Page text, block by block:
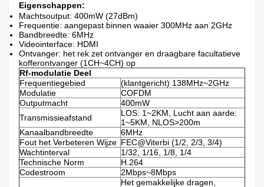
Eigenschappen:
Machtsoutput: 400mW (27dBm)
Frequentie: aangepast binnen waaier 300MHz aan 2GHz
Bandbreedte: 6MHz
Videointerface: HDMI
Ontvanger: het rek zet ontvanger en draagbare facultatieve
kofferontvanger (1CH~4CH) op
Rf-modulatie Deel
Frequentiegebied
(klantgericht) 138MHz~2GHz
Modulatie
COFDM
Outputmacht
400mW
Transmissieafstand
LOS: 1~2KM, Lucht aan aarde:
1~5KM, NLOS>200m
Kanaalbandbreedte
6MHz
Fout het Verbeteren Wijze FEC@Viterbi (1/2, 2/3, 3/4)
Wachtinterval
1/32, 1/16, 1/8, 1/4
Technische Norm
H.264
Codestroom
2Mbps~8Mbps
Het gemakkelijke dragen,